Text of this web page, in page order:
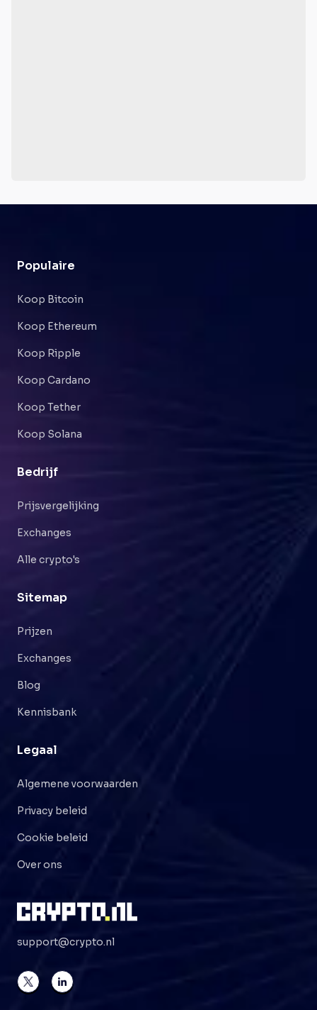
Populaire
Koop Bitcoin
Koop Ethereum
Koop Ripple
Koop Cardano
Koop Tether
Koop Solana
Bedrijf
Prijsvergelijking
Exchanges
Alle crypto's
Sitemap
Prijzen
Exchanges
Blog
Kennisbank
Legaal
Algemene voorwaarden
Privacy beleid
Cookie beleid
Over ons
support@crypto.nl